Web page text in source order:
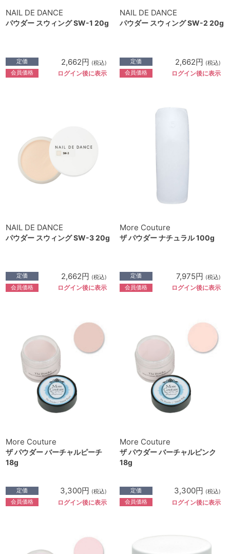
NAIL DE DANCE
パウダー スウィング SW-1 20g
定価 2,662円 (税込)
会員価格 ログイン後に表示
NAIL DE DANCE
パウダー スウィング SW-2 20g
定価 2,662円 (税込)
会員価格 ログイン後に表示
NAIL DE DANCE
パウダー スウィング SW-3 20g
定価 2,662円 (税込)
会員価格 ログイン後に表示
More Couture
ザ パウダー ナチュラル 100g
定価 7,975円 (税込)
会員価格 ログイン後に表示
More Couture
ザ パウダー バーチャルピーチ
18g
定価 3,300円 (税込)
会員価格 ログイン後に表示
More Couture
ザ パウダー バーチャルピンク
18g
定価 3,300円 (税込)
会員価格 ログイン後に表示